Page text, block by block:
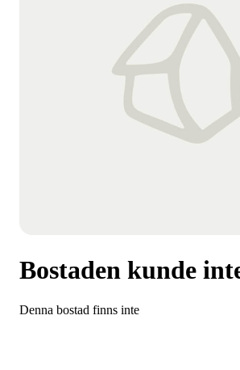
Bostaden kunde
Denna bostad finns inte